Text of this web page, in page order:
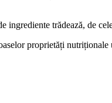
ingrediente trădează, de
proprietăți